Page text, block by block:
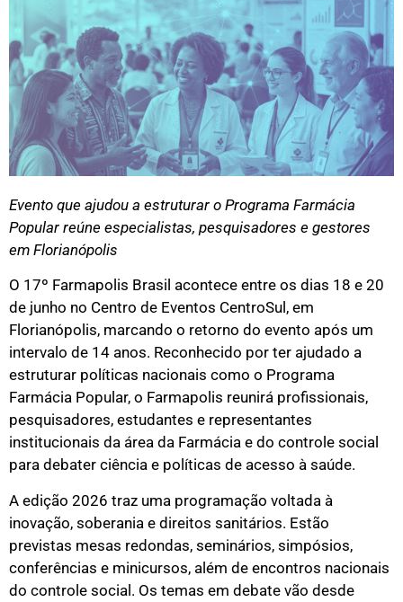
Evento que ajudou a estruturar o Programa Farmácia
Popular reúne especialistas, pesquisadores e gestores
em Florianópolis
O 17º Farmapolis Brasil acontece entre os dias 18 e 20
de junho no Centro de Eventos CentroSul, em
Florianópolis, marcando o retorno do evento após um
intervalo de 14 anos. Reconhecido por ter ajudado a
estruturar políticas nacionais como o Programa
Farmácia Popular, o Farmapolis reunirá profissionais,
pesquisadores, estudantes e representantes
institucionais da área da Farmácia e do controle social
para debater ciência e políticas de acesso à saúde.
A edição 2026 traz uma programação voltada à
inovação, soberania e direitos sanitários. Estão
previstas mesas redondas, seminários, simpósios,
conferências e minicursos, além de encontros nacionais
do controle social. Os temas em debate vão desde